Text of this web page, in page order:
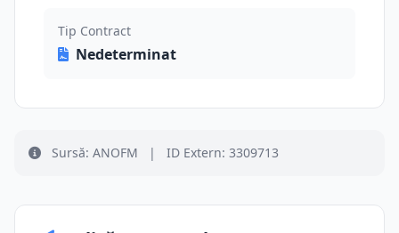
Tip Contract
Nedeterminat
Sursă: ANOFM | ID Extern: 3309713